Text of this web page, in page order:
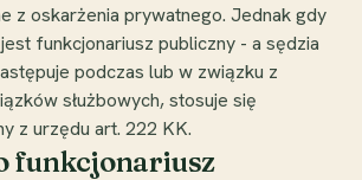
z oskarżenia prywatnego. Jednak gdy
funkcjonariusz publiczny - a sędzia
podczas lub w związku z
służbowych, stosuje się
z urzędu art. 222 KK.
funkcjonariusz